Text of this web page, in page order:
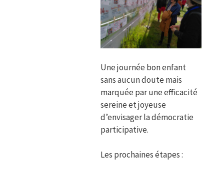
Une journée bon enfant
sans aucun doute mais
marquée par une efficacité
sereine et joyeuse
d’envisager la démocratie
participative.
Les prochaines étapes :